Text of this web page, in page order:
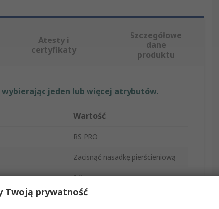
Atesty i
certyfikaty
Szczegółowe
dane
produktu
jeden lub więcej atrybutów.
Wartość
RS PRO
Zacisnąć nasadkę pierścieniową
1.3mm
5mm
Twoją prywatność